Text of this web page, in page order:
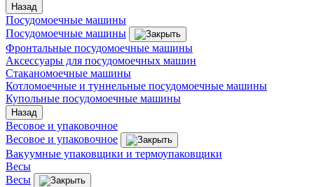
Назад
Посудомоечные машины
Посудомоечные машины
Фронтальные посудомоечные машины
Аксессуары для посудомоечных машин
Стаканомоечные машины
Котломоечные и туннельные посудомоечные машины
Купольные посудомоечные машины
Назад
Весовое и упаковочное
Весовое и упаковочное
Вакуумные упаковщики и термоупаковщики
Весы
Весы